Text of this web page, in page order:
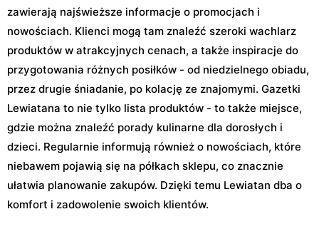
zawierają najświeższe informacje o promocjach i
nowościach. Klienci mogą tam znaleźć szeroki wachlarz
produktów w atrakcyjnych cenach, a także inspiracje do
przygotowania różnych posiłków - od niedzielnego obiadu,
przez drugie śniadanie, po kolację ze znajomymi. Gazetki
Lewiatana to nie tylko lista produktów - to także miejsce,
gdzie można znaleźć porady kulinarne dla dorosłych i
dzieci. Regularnie informują również o nowościach, które
niebawem pojawią się na półkach sklepu, co znacznie
ułatwia planowanie zakupów. Dzięki temu Lewiatan dba o
komfort i zadowolenie swoich klientów.